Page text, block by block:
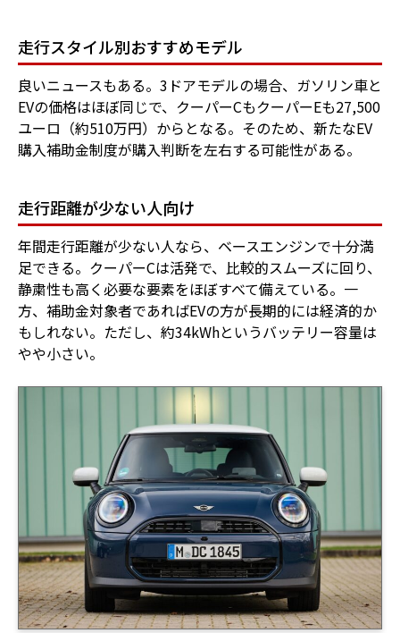
走行スタイル別おすすめモデル
良いニュースもある。3ドアモデルの場合、ガソリン車と
EVの価格はほぼ同じで、クーパーCもクーパーEも27,500
ユーロ（約510万円）からとなる。そのため、新たなEV
購入補助金制度が購入判断を左右する可能性がある。
走行距離が少ない人向け
年間走行距離が少ない人なら、ベースエンジンで十分満
足できる。クーパーCは活発で、比較的スムーズに回り、
静粛性も高く必要な要素をほぼすべて備えている。一
方、補助金対象者であればEVの方が長期的には経済的か
もしれない。ただし、約34kWhというバッテリー容量は
やや小さい。